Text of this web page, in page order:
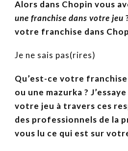
Alors dans Chopin vous
une franchise dans votre jeu
votre franchise dans
Je ne sais pas(rires)
Qu’est-ce votre
ou une mazurka ?
votre jeu à travers ces
des professionnels de la
vous lu ce qui est sur